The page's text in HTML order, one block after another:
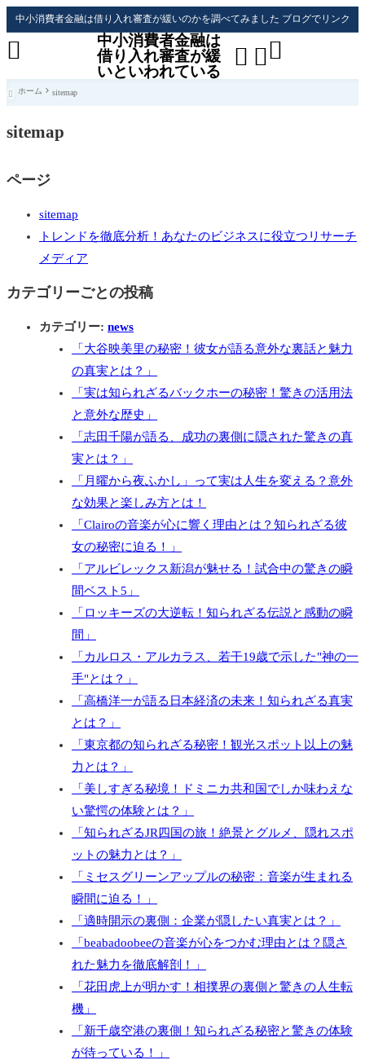
中小消費者金融は借り入れ審査が緩いのかを調べてみました ブログでリンク
中小消費者金融は
借り入れ審査が緩
いといわれている
 

 ホーム sitemap
sitemap
ページ
sitemap
トレンドを徹底分析！あなたのビジネスに役立つリサーチ
メディア
カテゴリーごとの投稿
カテゴリー: news
「大谷映美里の秘密！彼女が語る意外な裏話と魅力
の真実とは？」
「実は知られざるバックホーの秘密！驚きの活用法
と意外な歴史」
「志田千陽が語る、成功の裏側に隠された驚きの真
実とは？」
「月曜から夜ふかし」って実は人生を変える？意外
な効果と楽しみ方とは！
「Clairoの音楽が心に響く理由とは？知られざる彼
女の秘密に迫る！」
「アルビレックス新潟が魅せる！試合中の驚きの瞬
間ベスト5」
「ロッキーズの大逆転！知られざる伝説と感動の瞬
間」
「カルロス・アルカラス、若干19歳で示した"神の一
手"とは？」
「高橋洋一が語る日本経済の未来！知られざる真実
とは？」
「東京都の知られざる秘密！観光スポット以上の魅
力とは？」
「美しすぎる秘境！ドミニカ共和国でしか味わえな
い驚愕の体験とは？」
「知られざるJR四国の旅！絶景とグルメ、隠れスポ
ットの魅力とは？」
「ミセスグリーンアップルの秘密：音楽が生まれる
瞬間に迫る！」
「適時開示の裏側：企業が隠したい真実とは？」
「beabadoobeeの音楽が心をつかむ理由とは？隠さ
れた魅力を徹底解剖！」
「花田虎上が明かす！相撲界の裏側と驚きの人生転
機」
「新千歳空港の裏側！知られざる秘密と驚きの体験
が待っている！」